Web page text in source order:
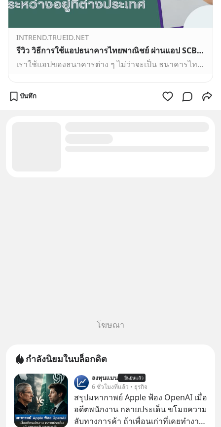
INTREND.TRUEID.NET
รีวิว วิธีการใช้แอปธนาคารไทยพาณิชย์ ผ่านแอป SCB EASY ระหว่างอยู่ที่ต่างประเทศ #รีวิว
เราใช้แอปของธนาคารต่าง ๆ ไม่ว่าจะเป็น ธนาคารไทยพาณิชย์ (แอป SCB EASY ) ธนาคารกรุงเทพ ธนาคารกสิกรไทย ระหว่างอยู่ที่ต่างประเทศมาเป็นเวลาหลายปี ซึ่งแอปของแต่ละธนาคารก็มีข้อดี ข้อเด่นแตกต่างกัน แต่วันนี้
บันทึก
โฆษณา
กำลังนิยมในบล็อกดิต
ลงทุนแมน ยืนยันแล้ว
6 ชั่วโมงที่แล้ว • ธุรกิจ
สรุปมหากาพย์ Apple ฟ้อง OpenAI เมื่อ
อดีตพนักงาน กลายประเด็น ขโมยความ
ลับทางการค้า ถ้าเพื่อนเก่าที่เคยทำงาน